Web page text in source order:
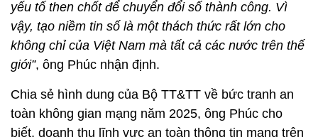
yếu tố then chốt để chuyển đổi số thành công. Vì
vậy, tạo niềm tin số là một thách thức rất lớn cho
không chỉ của Việt Nam mà tất cả các nước trên thế
giới”, ông Phúc nhận định.
Chia sẻ hình dung của Bộ TT&TT về bức tranh an
toàn không gian mạng năm 2025, ông Phúc cho
biết, doanh thu lĩnh vực an toàn thông tin mạng trên